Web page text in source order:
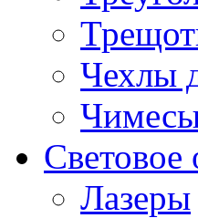
Чехлы
Световое
Лазеры